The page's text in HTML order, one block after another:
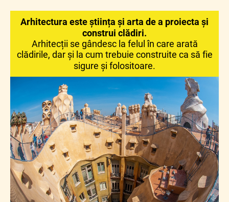
Arhitectura este știința și arta de a proiecta și
construi clădiri.
Arhitecții se gândesc la felul în care arată
clădirile, dar și la cum trebuie construite ca să fie
sigure și folositoare.